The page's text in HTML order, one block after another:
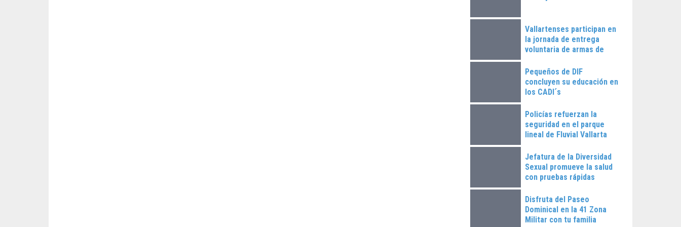
Vallartenses participan en
la jornada de entrega
voluntaria de armas de
Pequeños de DIF
concluyen su educación en
los CADI´s
Policías refuerzan la
seguridad en el parque
lineal de Fluvial Vallarta
Jefatura de la Diversidad
Sexual promueve la salud
con pruebas rápidas
Disfruta del Paseo
Dominical en la 41 Zona
Militar con tu familia